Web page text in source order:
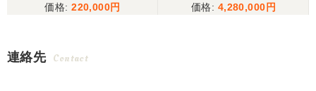
220,000 4,280,000
連絡先 Contact